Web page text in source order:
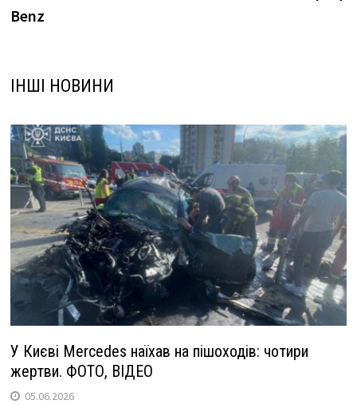
Benz
ІНШІ НОВИНИ
У Києві Mercedes наїхав на пішоходів: чотири
жертви. ФОТО, ВІДЕО
05.06.2026